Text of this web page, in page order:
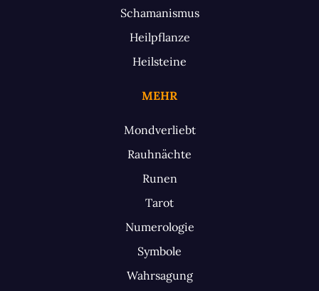
Schamanismus
Heilpflanze
Heilsteine
MEHR
Mondverliebt
Rauhnächte
Runen
Tarot
Numerologie
Symbole
Wahrsagung